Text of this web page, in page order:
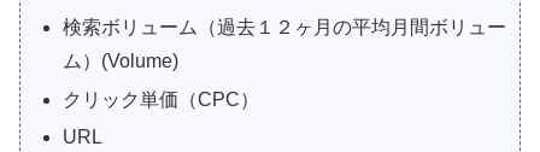
検索ボリューム（過去１２ヶ月の平均月間ボリュー
ム）(Volume)
クリック単価（CPC）
URL